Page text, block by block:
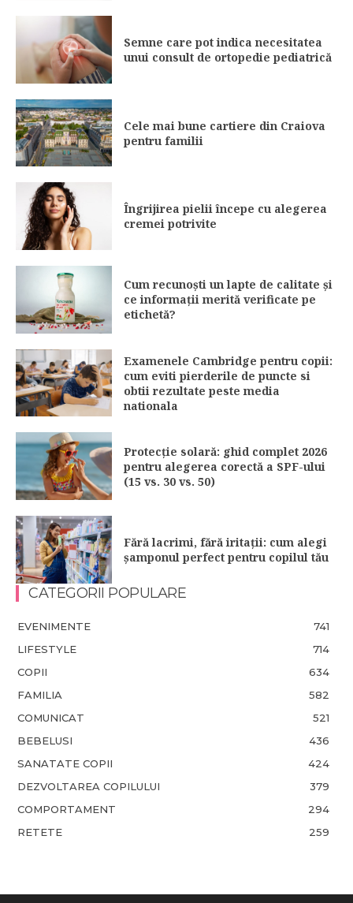
Semne care pot indica necesitatea
unui consult de ortopedie pediatrică
Cele mai bune cartiere din Craiova
pentru familii
Îngrijirea pielii începe cu alegerea
cremei potrivite
Cum recunoști un lapte de calitate și
ce informații merită verificate pe
etichetă?
Examenele Cambridge pentru copii:
cum eviti pierderile de puncte si
obtii rezultate peste media
nationala
Protecție solară: ghid complet 2026
pentru alegerea corectă a SPF-ului
(15 vs. 30 vs. 50)
Fără lacrimi, fără iritații: cum alegi
șamponul perfect pentru copilul tău
CATEGORII POPULARE
EVENIMENTE
741
LIFESTYLE
714
COPII
634
FAMILIA
582
COMUNICAT
521
BEBELUSI
436
SANATATE COPII
424
DEZVOLTAREA COPILULUI
379
COMPORTAMENT
294
RETETE
259